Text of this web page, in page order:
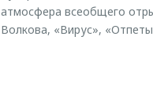
атмосфера всеобщего
Волкова, «Вирус»,